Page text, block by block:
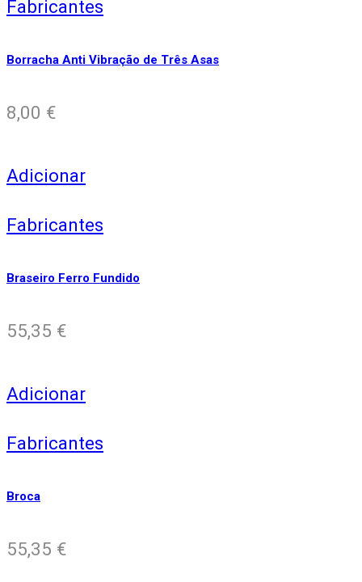
Fabricantes
Borracha Anti Vibração de Três Asas
8,00 €
Adicionar
Fabricantes
Braseiro Ferro Fundido
55,35 €
Adicionar
Fabricantes
Broca
55,35 €